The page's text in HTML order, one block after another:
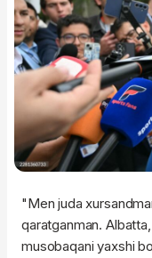
"Men juda
qaratganman.
musobaqani yaxshi